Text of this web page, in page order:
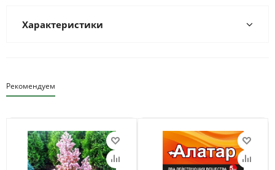
Характеристики
Рекомендуем